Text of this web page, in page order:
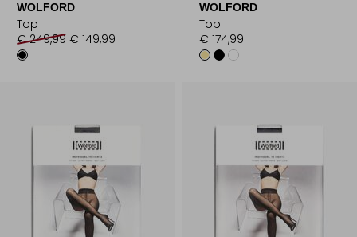
WOLFORD
Top
€ 249,99 € 149,99
WOLFORD
Top
€ 174,99